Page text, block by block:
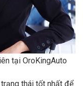
tại OroKingAuto
thái tốt nhất để